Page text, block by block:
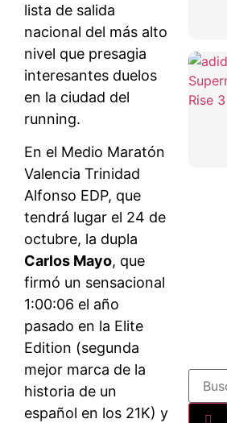
lista de salida
nacional del más alto
nivel que presagia
interesantes duelos
en la ciudad del
running.
En el Medio Maratón
Valencia Trinidad
Alfonso EDP, que
tendrá lugar el 24 de
octubre, la dupla
Carlos Mayo, que
firmó un sensacional
1:00:06 el año
pasado en la Elite
Edition (segunda
mejor marca de la
historia de un
español en los 21K) y